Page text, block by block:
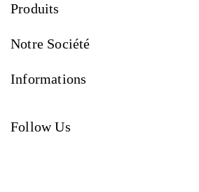
Produits
Notre Société
Informations
Follow Us